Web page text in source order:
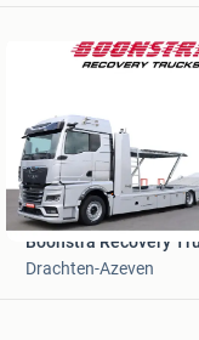
Boonstra Recovery
Drachten-Azeven